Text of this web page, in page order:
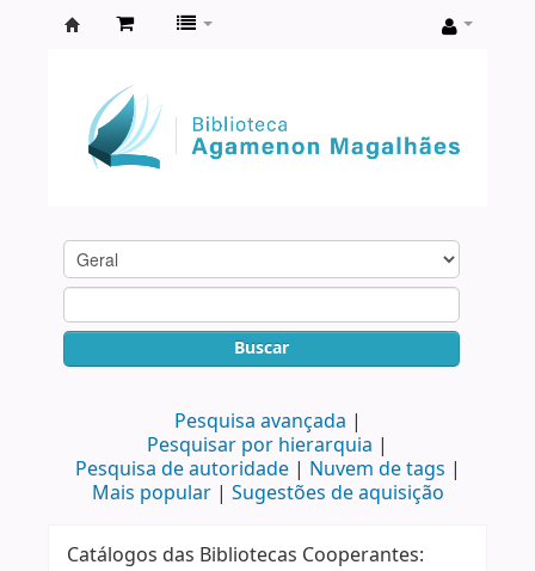
Agamenon
Magalhães
Buscar
Pesquisa avançada
Pesquisar por hierarquia
Pesquisa de autoridade
Nuvem de tags
Mais popular
Sugestões de aquisição
Catálogos das Bibliotecas Cooperantes: